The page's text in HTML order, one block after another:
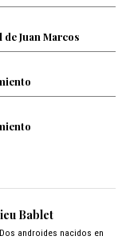
de Juan Marcos
Bablet
androides nacidos en